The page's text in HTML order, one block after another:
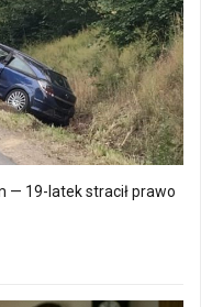
19 czerwca w Łęcznej
— 19-latek stracił prawo